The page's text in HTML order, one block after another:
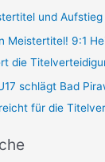
und
Meistertitel! 9:1
die
schlägt Bad
für die